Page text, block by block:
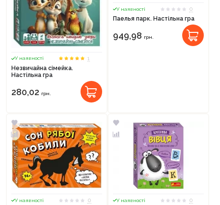
У наявності
1
Незвичайна сімейка.
Настільна гра
280,02 грн.
У наявності
0
Паелья парк. Настільна гра
949,98 грн.
У наявності
0
У наявності
0